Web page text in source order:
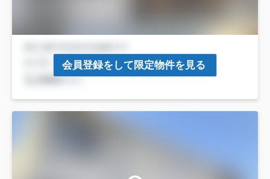
会員登録をして限定物件を見る